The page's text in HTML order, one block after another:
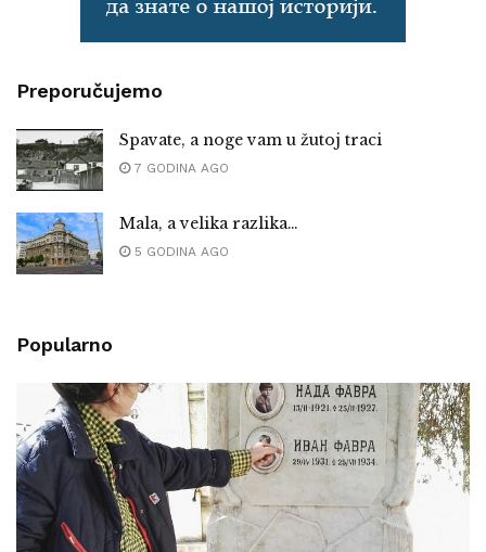
Preporučujemo
Spavate, a noge vam u žutoj traci
7 GODINA AGO
Mala, a velika razlika…
5 GODINA AGO
Popularno